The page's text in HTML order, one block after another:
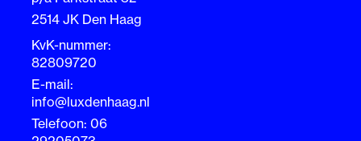
2514 JK Den Haag
KvK-nummer:
82809720
E-mail:
info@luxdenhaag.nl
Telefoon: 06